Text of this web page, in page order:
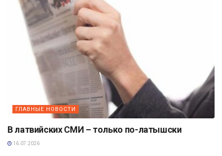
ГЛАВНЫЕ НОВОСТИ
В латвийских СМИ – только по-латышски
16.07.2026